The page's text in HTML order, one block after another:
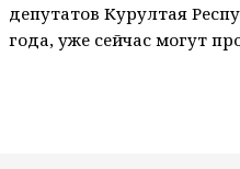
депутатов Курултая
года, уже сейчас могут